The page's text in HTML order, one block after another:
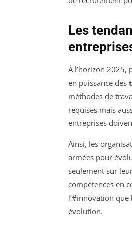
Les
À l’horizon 2025,
en puissance des
méthodes de
requises mais
entreprises
Ainsi, les
armées pour
seulement sur
compétences en
l’#innovation que
évolution.